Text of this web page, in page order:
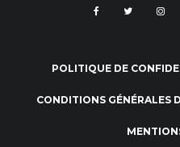
POLITIQUE DE
CONDITIONS GÉNÉRALES